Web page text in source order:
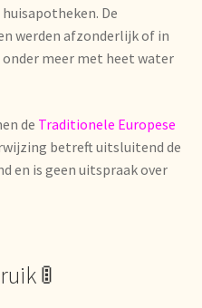
De
werden afzonderlijk of in
meer met heet water
de Traditionele Europese
betreft uitsluitend de
en is geen uitspraak over
🚦